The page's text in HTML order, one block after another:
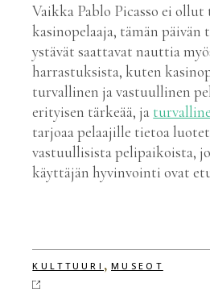
Vaikka Pablo Picasso ei
kasinopelaaja, tämän päivän
ystävät saattavat nauttia
harrastuksista, kuten
turvallinen ja vastuullinen
erityisen tärkeää, ja
tarjoaa pelaajille tietoa
vastuullisista pelipaikoista,
käyttäjän hyvinvointi ovat
KULTTUURI ,MUSEOT